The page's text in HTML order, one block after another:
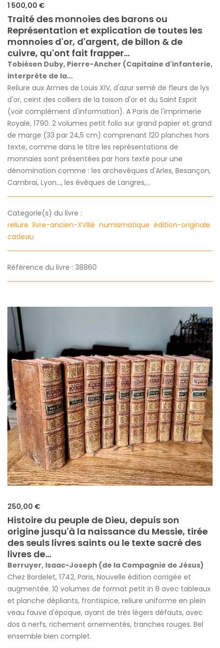
1 500,00 €
Traité des monnoies des barons ou
Représentation et explication de toutes les
monnoies d'or, d'argent, de billon & de
cuivre, qu'ont fait frapper...
Tobiésen Duby, Pierre-Ancher (Capitaine d'infanterie,
interprète de la...
Reliure aux Armes de Louis XIV, d'azur semé de fleurs de lys
d'or, ceint des colliers de la toison d'or et du Saint Esprit
(voir complément d'information). A Paris de l'imprimerie
Royale, 1790. 2 volumes petit folio sur grand papier et grand
de marge (33 par 24,5 cm) comprenant 120 planches hors
texte, comme dans le titre les représentations de
monnaies sont présentées par hors texte pour une
dénomination comme : les archevêques d'Arles, Besançon,
Cambrai, Lyon..., les évêques de Langres,...
Categorie(s) du livre :
reliure livre-ancien-XVIIIè numismatique édition-originale
cadeau
Référence du livre : 38860
250,00 €
Histoire du peuple de Dieu, depuis son
origine jusqu'à la naissance du Messie, tirée
des seuls livres saints ou le texte sacré des
livres de...
Berruyer, Isaac-Joseph (de la Compagnie de Jésus)
Chez Bordelet, 1742, Paris, Nouvelle édition corrigée et
augmentée. 10 volumes de format petit in 8 avec tableaux
et planche dépliants, frontispice, reliure uniforme en plein
veau fauve d'époque, ayant de très légers défauts, avec
dos à nerfs, richement ornementés, tranches rouges. Bel
ensemble bien complet.